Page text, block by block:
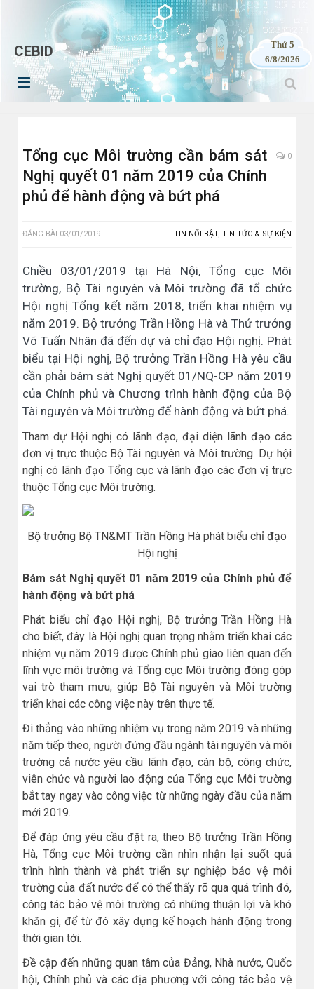
CEBID
Thứ 5
6/8/2026
Tổng cục Môi trường cần bám sát
Nghị quyết 01 năm 2019 của Chính
phủ để hành động và bứt phá
0
ĐĂNG BÀI 03/01/2019 TIN NỔI BẬT, TIN TỨC & SỰ KIỆN
Chiều 03/01/2019 tại Hà Nội, Tổng cục Môi
trường, Bộ Tài nguyên và Môi trường đã tổ chức
Hội nghị Tổng kết năm 2018, triển khai nhiệm vụ
năm 2019. Bộ trưởng Trần Hồng Hà và Thứ trưởng
Võ Tuấn Nhân đã đến dự và chỉ đạo Hội nghị. Phát
biểu tại Hội nghị, Bộ trưởng Trần Hồng Hà yêu cầu
cần phải bám sát Nghị quyết 01/NQ-CP năm 2019
của Chính phủ và Chương trình hành động của Bộ
Tài nguyên và Môi trường để hành động và bứt phá.
Tham dự Hội nghị có lãnh đạo, đại diện lãnh đạo các
đơn vị trực thuộc Bộ Tài nguyên và Môi trường. Dự hội
nghị có lãnh đạo Tổng cục và lãnh đạo các đơn vị trực
thuộc Tổng cục Môi trường.
Bộ trưởng Bộ TN&MT Trần Hồng Hà phát biểu chỉ đạo
Hội nghị
Bám sát Nghị quyết 01 năm 2019 của Chính phủ để
hành động và bứt phá
Phát biểu chỉ đạo Hội nghị, Bộ trưởng Trần Hồng Hà
cho biết, đây là Hội nghị quan trọng nhằm triển khai các
nhiệm vụ năm 2019 được Chính phủ giao liên quan đến
lĩnh vực môi trường và Tổng cục Môi trường đóng góp
vai trò tham mưu, giúp Bộ Tài nguyên và Môi trường
triển khai các công việc này trên thực tế.
Đi thẳng vào những nhiệm vụ trong năm 2019 và những
năm tiếp theo, người đứng đầu ngành tài nguyên và môi
trường cả nước yêu cầu lãnh đạo, cán bộ, công chức,
viên chức và người lao động của Tổng cục Môi trường
bắt tay ngay vào công việc từ những ngày đầu của năm
mới 2019.
Để đáp ứng yêu cầu đặt ra, theo Bộ trưởng Trần Hồng
Hà, Tổng cục Môi trường cần nhìn nhận lại suốt quá
trình hình thành và phát triển sự nghiệp bảo vệ môi
trường của đất nước để có thể thấy rõ qua quá trình đó,
công tác bảo vệ môi trường có những thuận lợi và khó
khăn gì, để từ đó xây dựng kế hoạch hành động trong
thời gian tới.
Đề cập đến những quan tâm của Đảng, Nhà nước, Quốc
hội, Chính phủ và các địa phương với công tác bảo vệ